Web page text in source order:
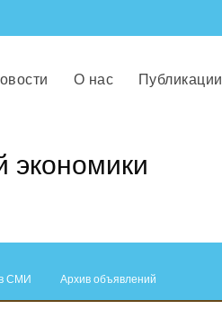
О нас Публикации
экономики
СМИ Архив объявлений